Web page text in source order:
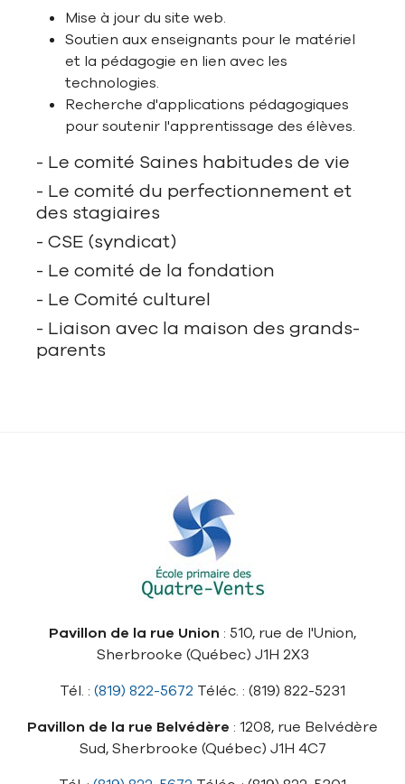
Mise à jour du site web.
Soutien aux enseignants pour le matériel
et la pédagogie en lien avec les
technologies.
Recherche d'applications pédagogiques
pour soutenir l'apprentissage des élèves.
- Le comité Saines habitudes de vie
- Le comité du perfectionnement et
des stagiaires
- CSE (syndicat)
- Le comité de la fondation
- Le Comité culturel
- Liaison avec la maison des grands-
parents
Pavillon de la rue Union : 510, rue de l'Union,
Sherbrooke (Québec) J1H 2X3
Tél. : (819) 822-5672 Téléc. : (819) 822-5231
Pavillon de la rue Belvédère : 1208, rue Belvédère
Sud, Sherbrooke (Québec) J1H 4C7